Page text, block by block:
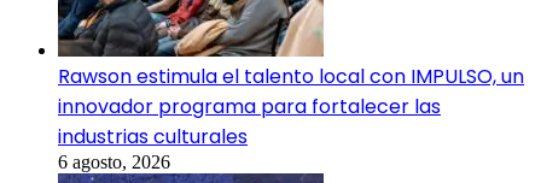
Rawson estimula el talento local con IMPULSO, un
innovador programa para fortalecer las
industrias culturales
6 agosto, 2026